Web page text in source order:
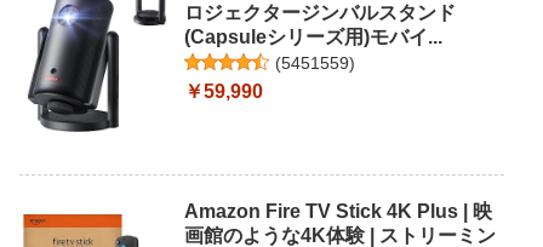
ロジェクタージンバルスタンド
(Capsuleシリーズ用)モバイ...
(5451559)
￥59,990
Amazon Fire TV Stick 4K Plus | 映
画館のような4K体験 | ストリーミン